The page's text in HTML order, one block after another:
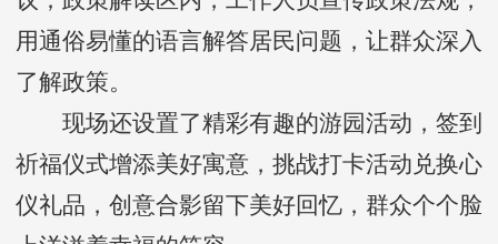
用通俗易懂的语言解答居民问题，让群众深入
了解政策。
现场还设置了精彩有趣的游园活动，签到
祈福仪式增添美好寓意，挑战打卡活动兑换心
仪礼品，创意合影留下美好回忆，群众个个脸